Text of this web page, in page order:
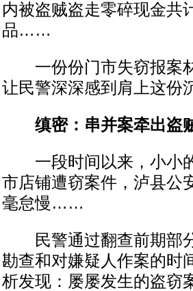
内被盗贼盗走零碎现金共
品……
一份份门市失窃报案材
让民警深深感到肩上这
缜密：串并案牵出盗
一段时间以来，小小的
市店铺遭窃案件，泸县公
毫怠慢……
民警通过翻查前期部分
勘查和对嫌疑人作案的时
析发现：屡屡发生的盗窃